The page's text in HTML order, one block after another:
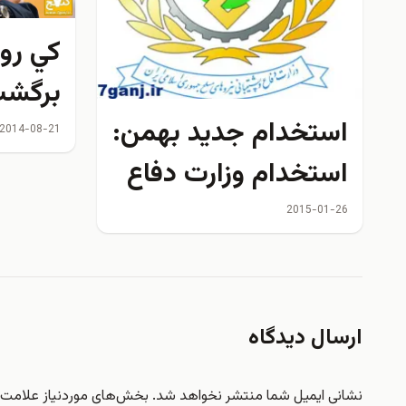
استخدام جديد بهمن:
استخدام وزارت دفاع
سال ۹۳
2015-01-26
كي
2014-08-21
ارسال دیدگاه
نشانی ایمیل شما منتشر نخواهد شد. بخش‌های موردنیاز